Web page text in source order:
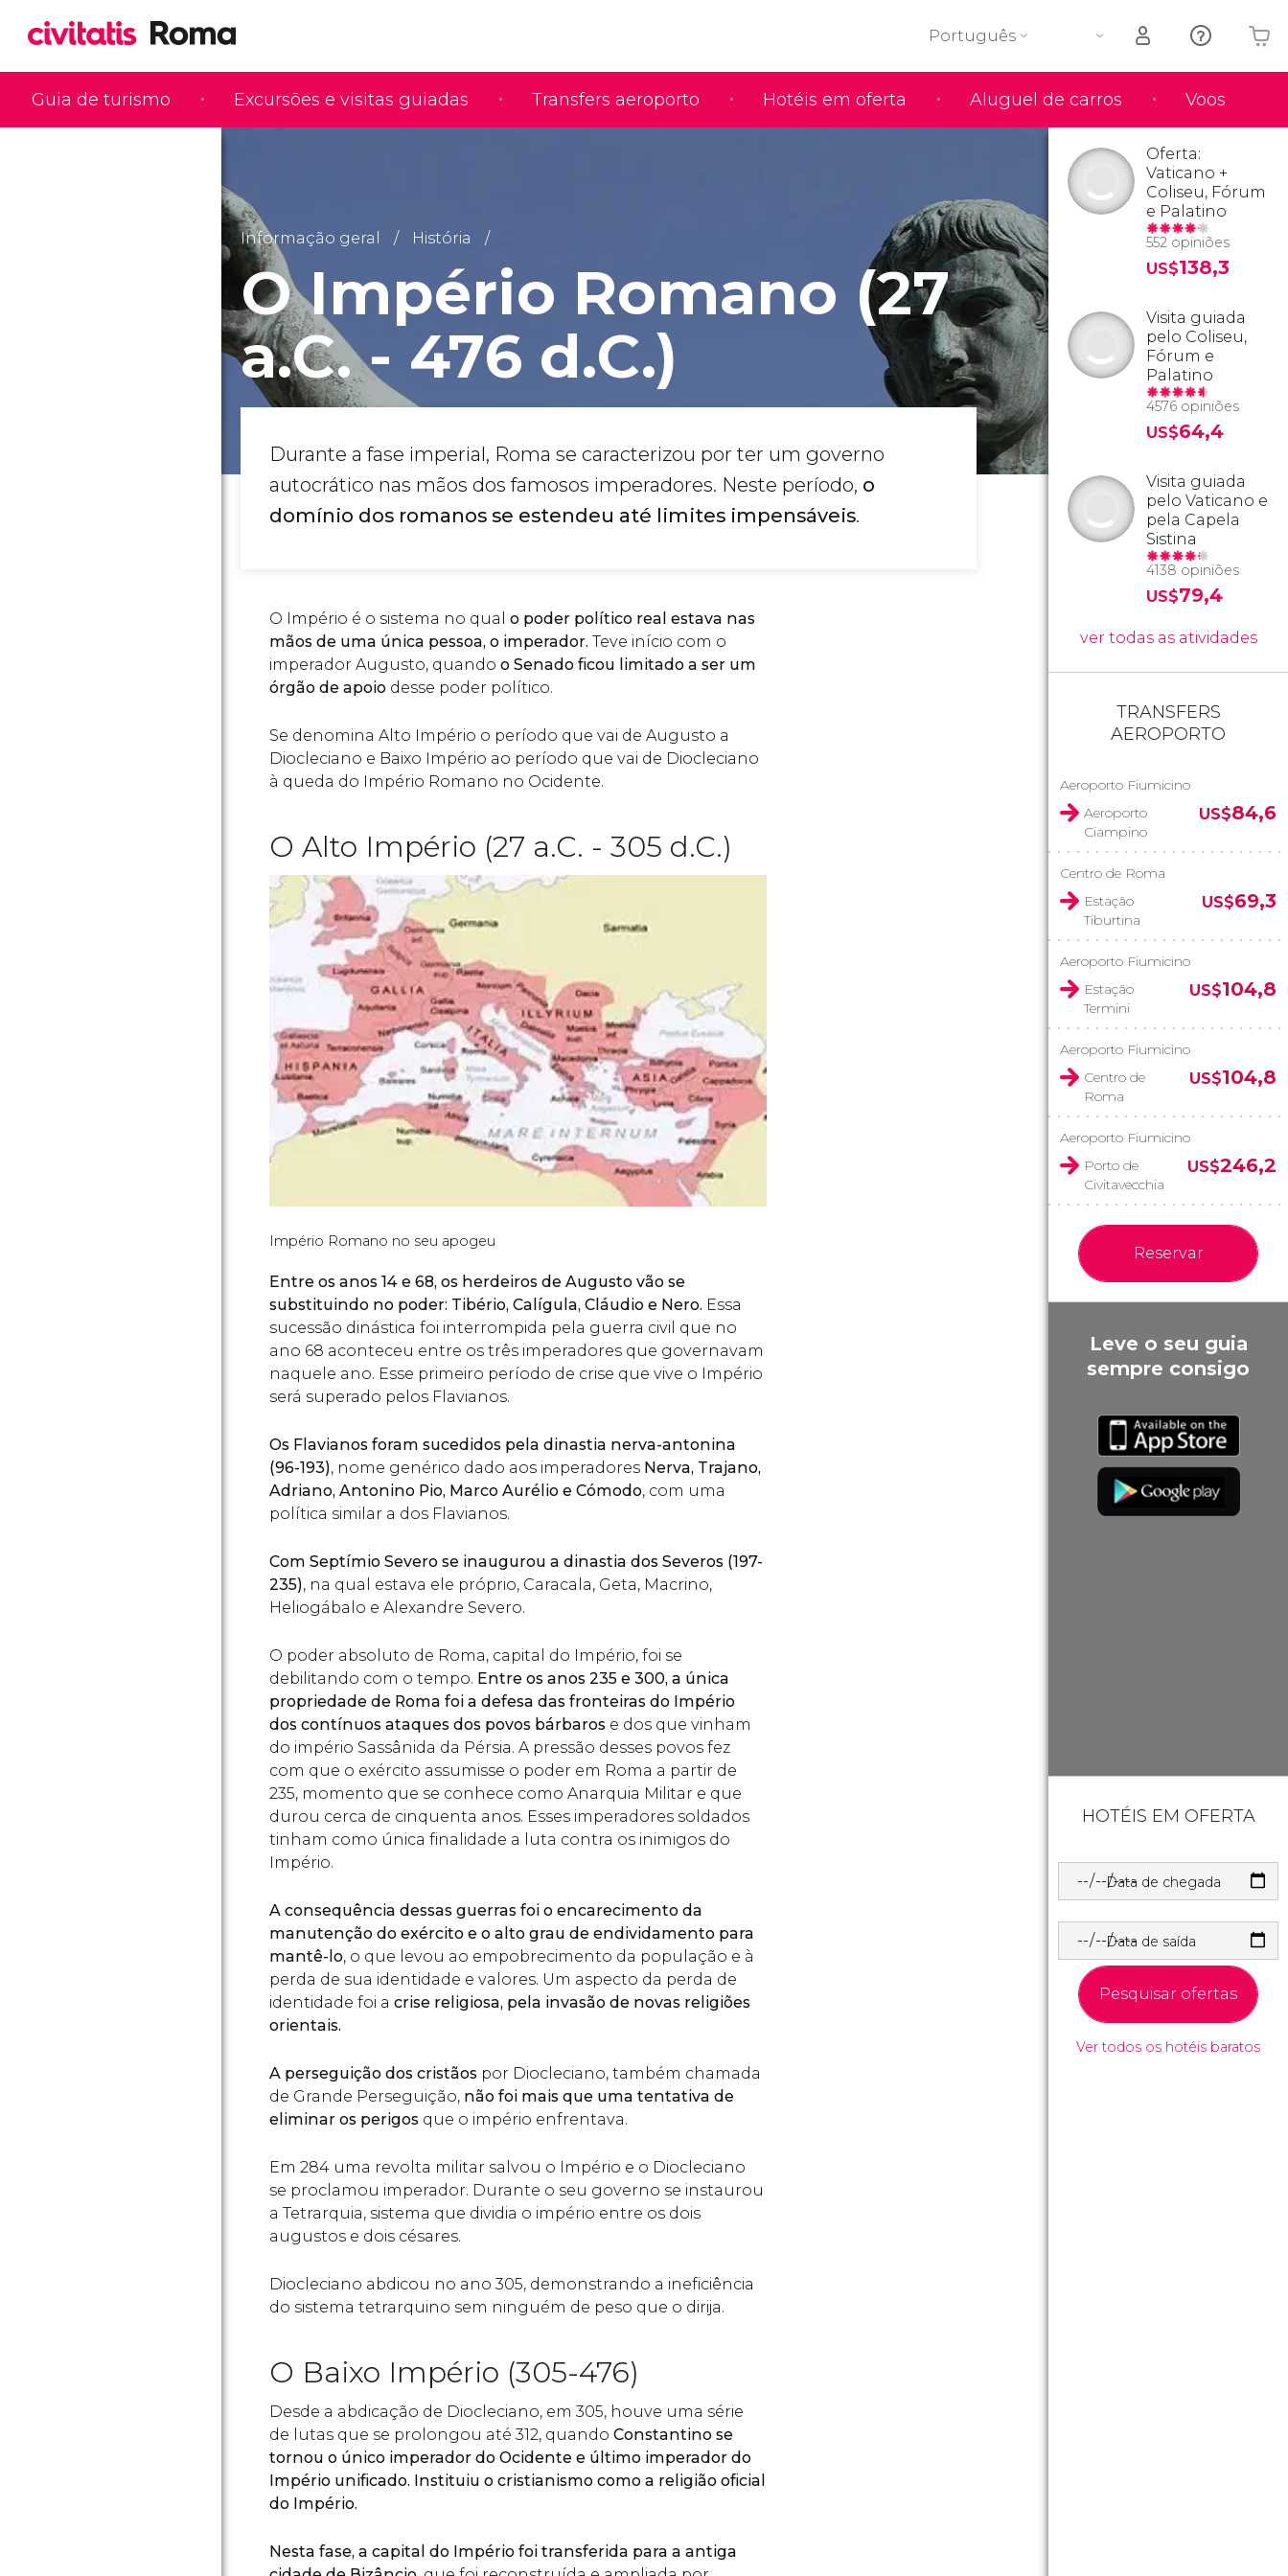
Guia de turismo Excursões e visitas guiadas Transfers aeroporto Hotéis em oferta Aluguel de carros Voos
Português
O seu carrinho está vazio
Informação geral História
O Império Romano (27
a.C. - 476 d.C.)
Durante a fase imperial, Roma se caracterizou por ter um governo
autocrático nas mãos dos famosos imperadores. Neste período, o
domínio dos romanos se estendeu até limites impensáveis.
O Império é o sistema no qual o poder político real estava nas
mãos de uma única pessoa, o imperador. Teve início com o
imperador Augusto, quando o Senado ficou limitado a ser um
órgão de apoio desse poder político.
Se denomina Alto Império o período que vai de Augusto a
Diocleciano e Baixo Império ao período que vai de Diocleciano
à queda do Império Romano no Ocidente.
O Alto Império (27 a.C. - 305 d.C.)
Império Romano no seu apogeu
Entre os anos 14 e 68, os herdeiros de Augusto vão se
substituindo no poder: Tibério, Calígula, Cláudio e Nero. Essa
sucessão dinástica foi interrompida pela guerra civil que no
ano 68 aconteceu entre os três imperadores que governavam
naquele ano. Esse primeiro período de crise que vive o Império
será superado pelos Flavianos.
Os Flavianos foram sucedidos pela dinastia nerva-antonina
(96-193), nome genérico dado aos imperadores Nerva, Trajano,
Adriano, Antonino Pio, Marco Aurélio e Cómodo, com uma
política similar a dos Flavianos.
Com Septímio Severo se inaugurou a dinastia dos Severos (197-
235), na qual estava ele próprio, Caracala, Geta, Macrino,
Heliogábalo e Alexandre Severo.
O poder absoluto de Roma, capital do Império, foi se
debilitando com o tempo. Entre os anos 235 e 300, a única
propriedade de Roma foi a defesa das fronteiras do Império
dos contínuos ataques dos povos bárbaros e dos que vinham
do império Sassânida da Pérsia. A pressão desses povos fez
com que o exército assumisse o poder em Roma a partir de
235, momento que se conhece como Anarquia Militar e que
durou cerca de cinquenta anos. Esses imperadores soldados
tinham como única finalidade a luta contra os inimigos do
Império.
A consequência dessas guerras foi o encarecimento da
manutenção do exército e o alto grau de endividamento para
mantê-lo, o que levou ao empobrecimento da população e à
perda de sua identidade e valores. Um aspecto da perda de
identidade foi a crise religiosa, pela invasão de novas religiões
orientais.
A perseguição dos cristãos por Diocleciano, também chamada
de Grande Perseguição, não foi mais que uma tentativa de
eliminar os perigos que o império enfrentava.
Em 284 uma revolta militar salvou o Império e o Diocleciano
se proclamou imperador. Durante o seu governo se instaurou
a Tetrarquia, sistema que dividia o império entre os dois
augustos e dois césares.
Diocleciano abdicou no ano 305, demonstrando a ineficiência
do sistema tetrarquino sem ninguém de peso que o dirija.
O Baixo Império (305-476)
Desde a abdicação de Diocleciano, em 305, houve uma série
de lutas que se prolongou até 312, quando Constantino se
tornou o único imperador do Ocidente e último imperador do
Império unificado. Instituiu o cristianismo como a religião oficial
do Império.
Nesta fase, a capital do Império foi transferida para a antiga
Oferta:
Vaticano +
Coliseu, Fórum
e Palatino
552 opiniões
US$138,3
Visita guiada
pelo Coliseu,
Fórum e
Palatino
4576 opiniões
US$64,4
Visita guiada
pelo Vaticano e
pela Capela
Sistina
4138 opiniões
US$79,4
ver todas as atividades
TRANSFERS
AEROPORTO
Aeroporto Fiumicino
Aeroporto
Ciampino
US$84,6
Centro de Roma
Estação
Tiburtina
US$69,3
Aeroporto Fiumicino
Estação
Termini
US$104,8
Aeroporto Fiumicino
Centro de
Roma
US$104,8
Aeroporto Fiumicino
Porto de
Civitavecchia
US$246,2
Reservar
Leve o seu guia
sempre consigo
HOTÉIS EM OFERTA
Data de chegada
Data de saída
Pesquisar ofertas
Ver todos os hotéis baratos